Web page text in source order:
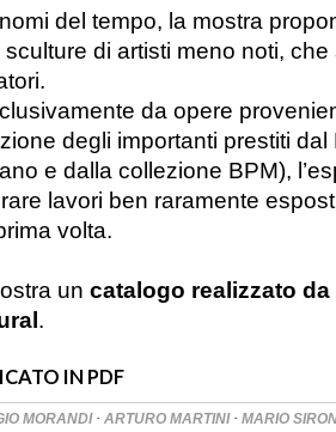
del tempo, la mostra
di artisti meno noti,
da opere
degli importanti prestiti
e dalla collezione BPM),
lavori ben raramente
volta.
un catalogo realizzato
.
IN PDF
MORANDI · ARTURO MARTINI · MARIO